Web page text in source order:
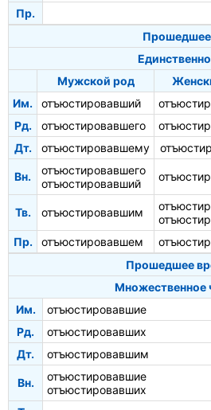
Пр.
Мужской род
Им.
отъюстировавший
Рд.
отъюстировавшего
Дт.
отъюстировавшему
Вн.
отъюстировавшего
отъюстировавший
Тв. отъюстировавшим
Пр. отъюстировавшем
Прошедшее
Множественное
Им.
отъюстировавшие
Рд.
отъюстировавших
Дт.
отъюстировавшим
Вн.
отъюстировавшие
отъюстировавших